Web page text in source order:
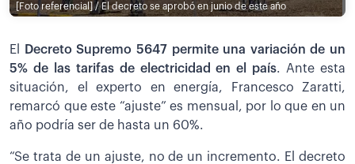
[Foto referencial] / El decreto se aprobó en junio de este año
El
Decreto Supremo 5647 permite una variación de un
5% de las tarifas de electricidad en el país. Ante esta
situación, el experto en energía, Francesco Zaratti,
remarcó que este “ajuste” es mensual, por lo que en un
año podría ser de hasta un 60%.
“Se trata de un ajuste, no de un incremento. El decreto